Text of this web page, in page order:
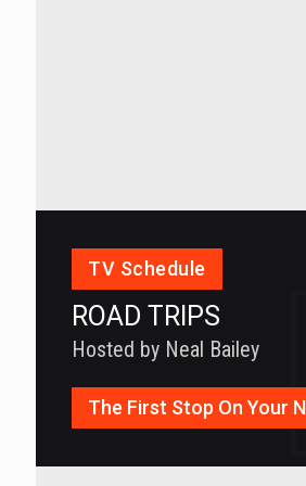
TV Schedule
ROAD TRIPS
Hosted by Neal Bailey
The First Stop On Your